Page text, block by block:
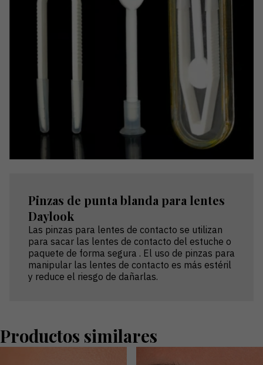
Pinzas de punta blanda para lentes
Daylook
Las pinzas para lentes de contacto se utilizan
para sacar las lentes de contacto del estuche o
paquete de forma segura . El uso de pinzas para
manipular las lentes de contacto es más estéril
y reduce el riesgo de dañarlas.
Productos similares